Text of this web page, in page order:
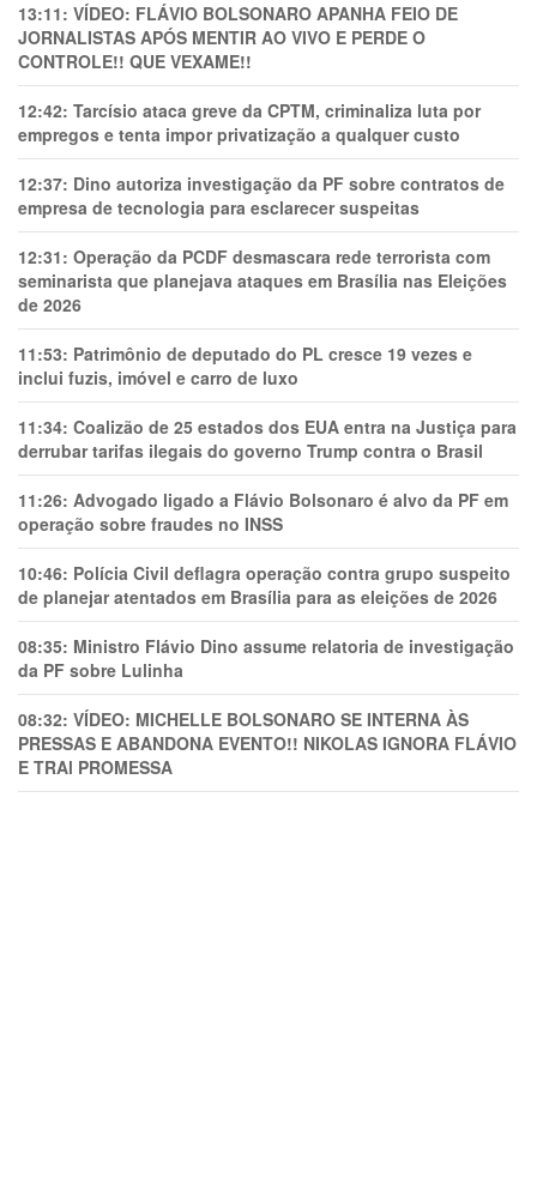
13:11: VÍDEO: FLÁVIO BOLSONARO APANHA FEIO DE
JORNALISTAS APÓS MENTIR AO VIVO E PERDE O
CONTROLE!! QUE VEXAME!!
12:42: Tarcísio ataca greve da CPTM, criminaliza luta por
empregos e tenta impor privatização a qualquer custo
12:37: Dino autoriza investigação da PF sobre contratos de
empresa de tecnologia para esclarecer suspeitas
12:31: Operação da PCDF desmascara rede terrorista com
seminarista que planejava ataques em Brasília nas Eleições
de 2026
11:53: Patrimônio de deputado do PL cresce 19 vezes e
inclui fuzis, imóvel e carro de luxo
11:34: Coalizão de 25 estados dos EUA entra na Justiça para
derrubar tarifas ilegais do governo Trump contra o Brasil
11:26: Advogado ligado a Flávio Bolsonaro é alvo da PF em
operação sobre fraudes no INSS
10:46: Polícia Civil deflagra operação contra grupo suspeito
de planejar atentados em Brasília para as eleições de 2026
08:35: Ministro Flávio Dino assume relatoria de investigação
da PF sobre Lulinha
08:32: VÍDEO: MICHELLE BOLSONARO SE INTERNA ÀS
PRESSAS E ABANDONA EVENTO!! NIKOLAS IGNORA FLÁVIO
E TRAl PROMESSA